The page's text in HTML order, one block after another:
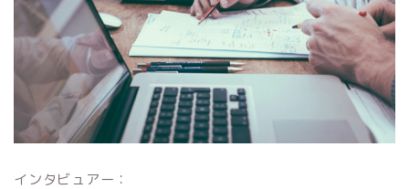
インタビュアー：